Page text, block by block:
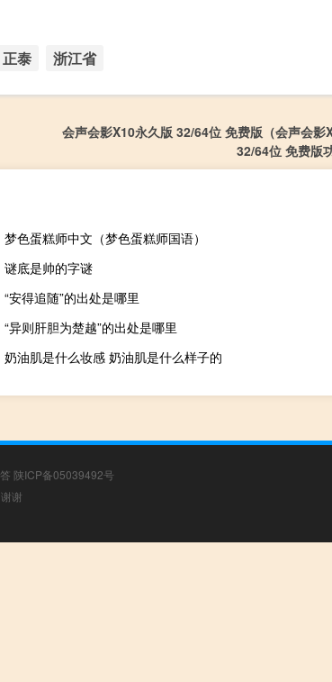
正泰 浙江省
会声会影X10永久版 32/64位 免费版（会声会影
32/64位 免费版
梦色蛋糕师中文（梦色蛋糕师国语）
谜底是帅的字谜
“安得追随”的出处是哪里
“异则肝胆为楚越”的出处是哪里
奶油肌是什么妆感 奶油肌是什么样子的
陕ICP备05039492号
谢